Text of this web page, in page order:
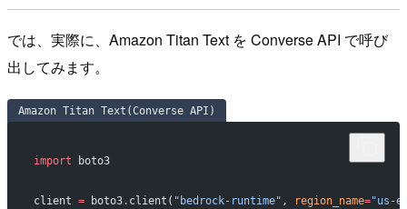
では、実際に、Amazon Titan Text を Converse API で呼び
出してみます。
Amazon Titan Text(Converse API)
import boto3
client = boto3.client( "bedrock-runtime" , region_name="us-